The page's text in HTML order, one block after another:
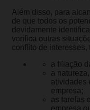
Além disso, para
de que todos os
devidamente
verifica outras
conflito de interesses,
a filiação
a
atividades
empresa;
as tarefas
empresa